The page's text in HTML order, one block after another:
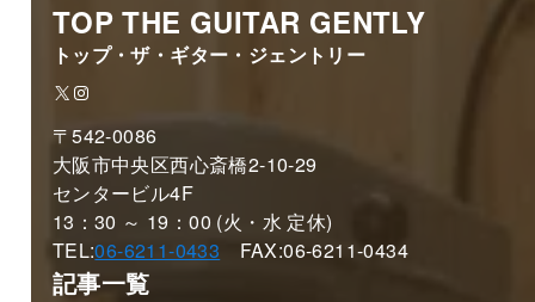
TOP THE GUITAR GENTLY
トップ・ザ・ギター・ジェントリー
X Instagram
〒542-0086
大阪市中央区西心斎橋2-10-29
センタービル4F
13：30 ～ 19：00 (火・水 定休)
TEL:06-6211-0433 FAX:06-6211-0434
記事一覧